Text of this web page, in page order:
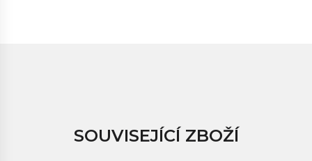
SOUVISEJÍCÍ ZBOŽÍ